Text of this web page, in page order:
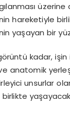
hareketiyle
yaşayan bir
kadar, işin
ve anatomik
unsurlar